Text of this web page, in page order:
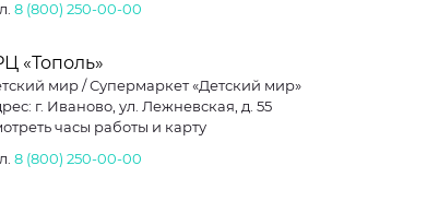
8 (800) 250-00-00
«Тополь»
мир / Супермаркет «Детский мир»
г. Иваново, ул. Лежневская, д. 55
часы работы и карту
8 (800) 250-00-00